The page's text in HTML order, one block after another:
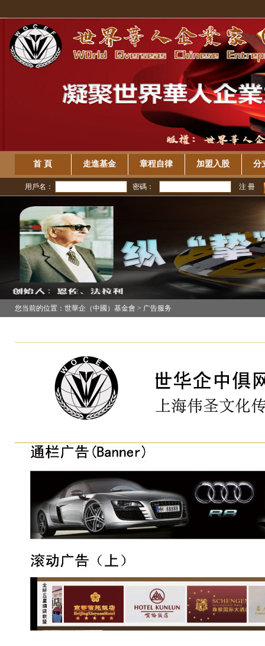
首 頁 走進基金 章程自律 加盟入股 分
用戶名： 密碼： 注 冊
您当前的位置：世華企（中國）基金會 > 广告服务